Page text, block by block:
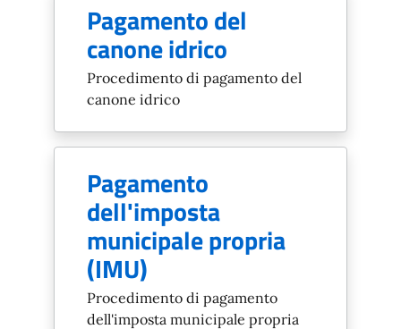
Pagamento del
canone idrico
Procedimento di pagamento del
canone idrico
Pagamento
dell'imposta
municipale propria
(IMU)
Procedimento di pagamento
dell'imposta municipale propria